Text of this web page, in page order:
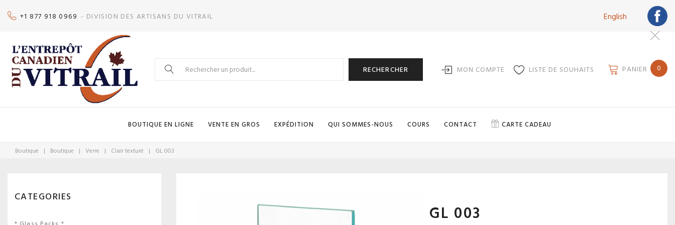
+1 877 918 0969 - DIVISION DES ARTISANS DU VITRAIL English
Search
RECHERCHER MON COMPTE LISTE DE SOUHAITS PANIER 0
BOUTIQUE EN LIGNE VENTE EN GROS EXPÉDITION QUI SOMMES-NOUS COURS CONTACT CARTE CADEAU
Boutique | Boutique | Verre | Clair texturé | GL 003
GL 003
CATEGORIES